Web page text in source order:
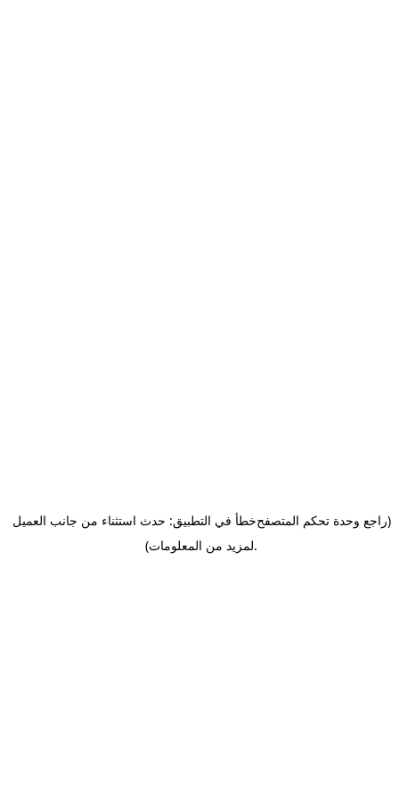
خطأ في التطبيق: حدث استثناء من جانب العميل(راجع وحدة تحكم المتصفح
لمزيد من المعلومات).